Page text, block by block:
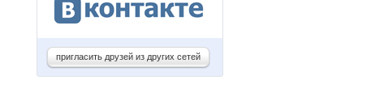
пригласить друзей из других сетей